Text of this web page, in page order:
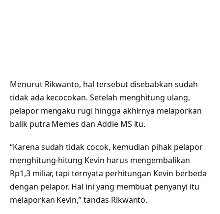
Menurut Rikwanto, hal tersebut disebabkan sudah
tidak ada kecocokan. Setelah menghitung ulang,
pelapor mengaku rugi hingga akhirnya melaporkan
balik putra Memes dan Addie MS itu.
“Karena sudah tidak cocok, kemudian pihak pelapor
menghitung-hitung Kevin harus mengembalikan
Rp1,3 miliar, tapi ternyata perhitungan Kevin berbeda
dengan pelapor. Hal ini yang membuat penyanyi itu
melaporkan Kevin,” tandas Rikwanto.